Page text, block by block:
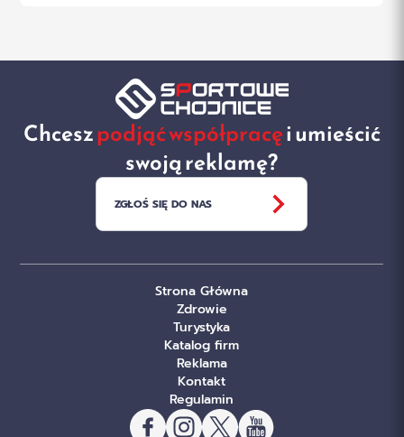
Chceszpodjąć współpracęi umieścić
swoją reklamę?
ZGŁOŚ SIĘ DO NAS
Strona Główna
Zdrowie
Turystyka
Katalog firm
Reklama
Kontakt
Regulamin